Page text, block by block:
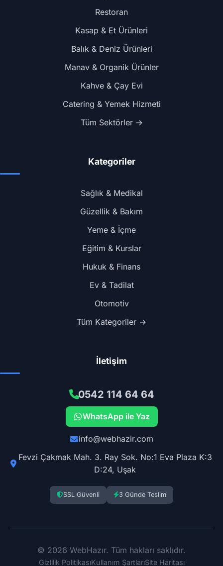
Restoran
Kasap & Et Ürünleri
Balık & Deniz Ürünleri
Manav & Organik Ürünler
Kahve & Çay Evi
Catering & Yemek Hizmeti
Tüm Sektörler →
Kategoriler
Sağlık & Medikal
Güzellik & Bakım
Yeme & İçme
Eğitim & Kurslar
Hukuk & Finans
Ev & Tadilat
Otomotiv
Tüm Kategoriler →
İletişim
0542 114 64 64
WhatsApp ile Yaz
info@webhazir.com
Fevzi Çakmak Mah. 3. Ray Sok. No:1 Eva Plaza K:3
D:24, Uşak
SSL Güvenli 3 Günde Teslim
© 2026 WebHazır. Tüm hakları saklıdır.
Gizlilik PolitikasıKullanım ŞartlarıSite Haritası